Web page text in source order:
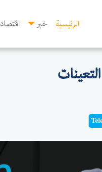
الرئيسية خبر اقتصاد